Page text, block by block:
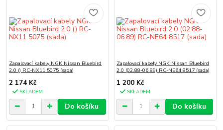
Zapalovací kabely NGK Nissan Bluebird
2.0 () RC-NX11 5075 (sada)
2 174 Kč
SKLADEM
Do košíku
Zapalovací kabely NGK Nissan Bluebird
2.0 (02.88-06.89) RC-NE64 8517 (sada)
1 200 Kč
SKLADEM
Do košíku